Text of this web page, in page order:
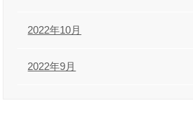
2022年10月
2022年9月